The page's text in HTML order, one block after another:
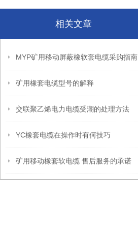
相关文章
MYP矿用移动屏蔽橡软套电缆采购指南
矿用橡套电缆型号的解释
交联聚乙烯电力电缆受潮的处理方法
YC橡套电缆在操作时有何技巧
矿用移动橡套软电缆 售后服务的承诺